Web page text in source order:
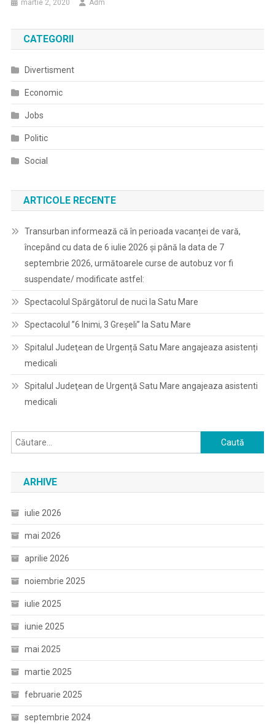
martie 2, 2020 Adm
CATEGORII
Divertisment
Economic
Jobs
Politic
Social
ARTICOLE RECENTE
Transurban informează că în perioada vacanței de vară,
începând cu data de 6 iulie 2026 și până la data de 7
septembrie 2026, următoarele curse de autobuz vor fi
suspendate/ modificate astfel:
Spectacolul Spărgătorul de nuci la Satu Mare
Spectacolul ”6 Inimi, 3 Greșeli” la Satu Mare
Spitalul Judeţean de Urgență Satu Mare angajeaza asistenți
medicali
Spitalul Judeţean de Urgenţă Satu Mare angajeaza asistenti
medicali
Caută
după:
ARHIVE
iulie 2026
mai 2026
aprilie 2026
noiembrie 2025
iulie 2025
iunie 2025
mai 2025
martie 2025
februarie 2025
septembrie 2024